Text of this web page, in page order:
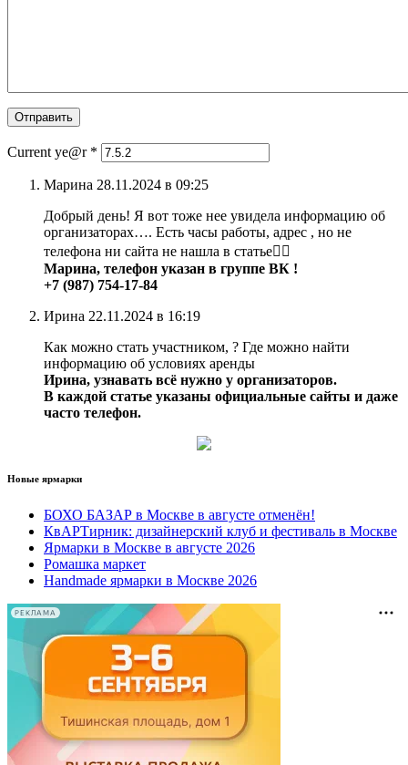
Current ye@r *
Марина 28.11.2024 в 09:25
Добрый день! Я вот тоже нее увидела информацию об
организаторах…. Есть часы работы, адрес , но не
телефона ни сайта не нашла в статье🤷‍♀️
Марина, телефон указан в группе ВК !
+7 (987) 754-17-84
Ирина 22.11.2024 в 16:19
Как можно стать участником, ? Где можно найти
информацию об условиях аренды
Ирина, узнавать всё нужно у организаторов.
В каждой статье указаны официальные сайты и даже
часто телефон.
Новые ярмарки
БОХО БАЗАР в Москве в августе отменён!
КвАРТирник: дизайнерский клуб и фестиваль в Москве
Ярмарки в Москве в августе 2026
Ромашка маркет
Handmade ярмарки в Москве 2026
РЕКЛАМА